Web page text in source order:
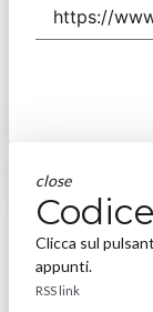
close
Clicca sul
appunti.
RSS link